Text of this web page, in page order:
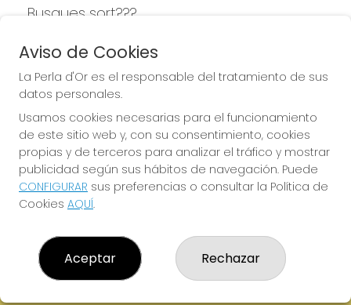
Busques sort???
LA PERLA D'OR
LA PERLA D'OR
¿Quiénes somos?
Comprar lotería
Resultados
Contacto
Empresas
Registro
Aviso de Cookies
La Perla d'Or es el responsable del tratamiento de sus
datos personales.
Usamos cookies necesarias para el funcionamiento
de este sitio web y, con su consentimiento, cookies
propias y de terceros para analizar el tráfico y mostrar
publicidad según sus hábitos de navegación. Puede
CONFIGURAR sus preferencias o consultar la Política de
Cookies AQUÍ.
Aceptar Rechazar